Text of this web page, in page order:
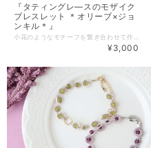
『タティングレ―スのモザイク
ブレスレット ＊オリーブ×ジョ
ンキル＊』
¥3,000